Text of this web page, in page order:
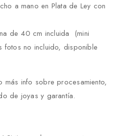
a mano en Plata de Ley con
de 40 cm incluida (mini
no incluido, disponible
info sobre procesamiento,
de joyas y garantía.